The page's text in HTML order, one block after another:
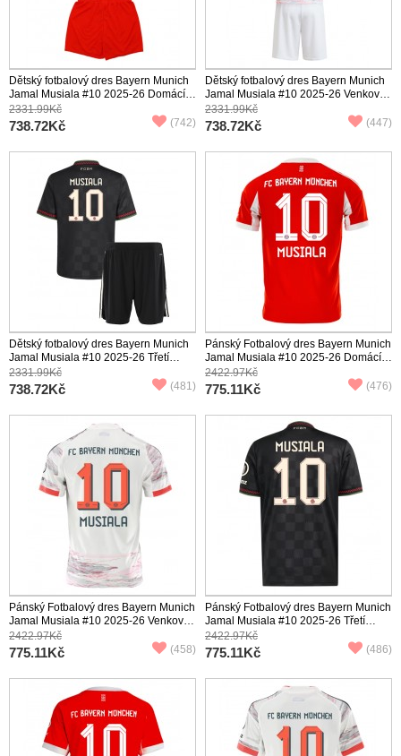
Dětský fotbalový dres Bayern Munich
Jamal Musiala #10 2025-26 Domácí
Krátký Rukáv (+ trenýrky)
2331.99Kč
738.72Kč (742)
Dětský fotbalový dres Bayern Munich
Jamal Musiala #10 2025-26 Venkovní
Krátký Rukáv (+ trenýrky)
2331.99Kč
738.72Kč (447)
Dětský fotbalový dres Bayern Munich
Jamal Musiala #10 2025-26 Třetí
Krátký Rukáv (+ trenýrky)
2331.99Kč
738.72Kč (481)
Pánský Fotbalový dres Bayern Munich
Jamal Musiala #10 2025-26 Domácí
Krátký Rukáv
2422.97Kč
775.11Kč (476)
Pánský Fotbalový dres Bayern Munich
Jamal Musiala #10 2025-26 Venkovní
Krátký Rukáv
2422.97Kč
775.11Kč (458)
Pánský Fotbalový dres Bayern Munich
Jamal Musiala #10 2025-26 Třetí
Krátký Rukáv
2422.97Kč
775.11Kč (486)